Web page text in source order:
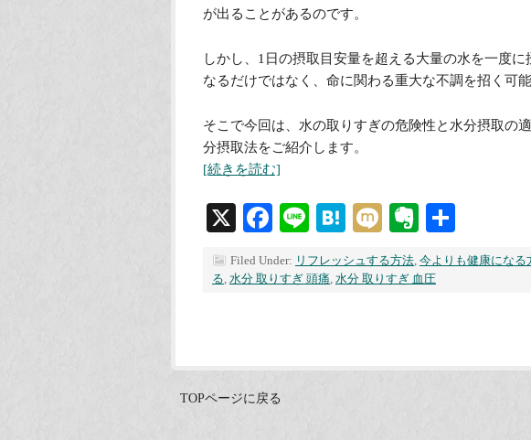
が出ることがあるのです。
しかし、1日の摂取目安量を超える大量の水を一度
なるだけではなく、命に関わる重大な不調を招く可能
そこで今回は、水の取りすぎの危険性と水分摂取の
分摂取法をご紹介します。
[続きを読む]
X Facebook
LineHatena
MixiEvernote
有
Filed Under: リフレッシュする方法 今よりも健康になる
る 水分 取りすぎ 頭痛 水分 取りすぎ 血圧
TOPページに戻る